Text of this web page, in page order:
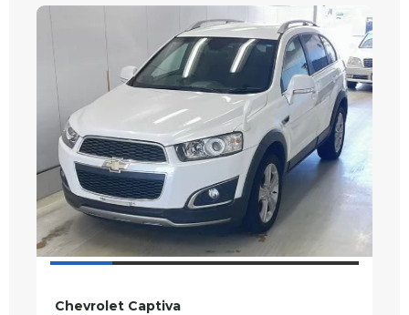
Chevrolet Captiva